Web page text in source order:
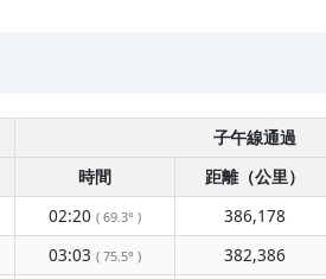
子午線通過
時間 距離（公里）
02:20 ( 69.3° ) 386,178
03:03 ( 75.5° ) 382,386